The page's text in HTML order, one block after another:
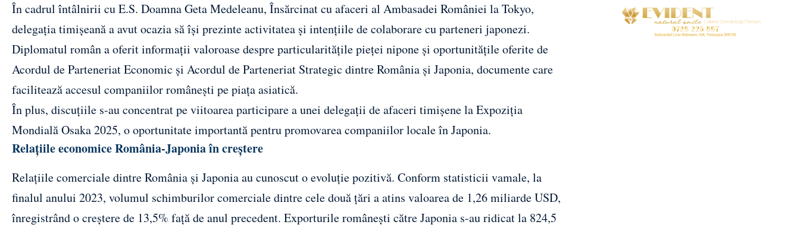
În cadrul întâlnirii cu E.S. Doamna Geta Medeleanu, Însărcinat cu afaceri al Ambasadei României la Tokyo,
delegația timișeană a avut ocazia să își prezinte activitatea și intențiile de colaborare cu parteneri japonezi.
Diplomatul român a oferit informații valoroase despre particularitățile pieței nipone și oportunitățile oferite de
Acordul de Parteneriat Economic și Acordul de Parteneriat Strategic dintre România și Japonia, documente care
facilitează accesul companiilor românești pe piața asiatică.
În plus, discuțiile s-au concentrat pe viitoarea participare a unei delegații de afaceri timișene la Expoziția
Mondială Osaka 2025, o oportunitate importantă pentru promovarea companiilor locale în Japonia.
Relațiile economice România-Japonia în creștere
Relațiile comerciale dintre România și Japonia au cunoscut o evoluție pozitivă. Conform statisticii vamale, la
finalul anului 2023, volumul schimburilor comerciale dintre cele două țări a atins valoarea de 1,26 miliarde USD,
înregistrând o creștere de 13,5% față de anul precedent. Exporturile românești către Japonia s-au ridicat la 824,5